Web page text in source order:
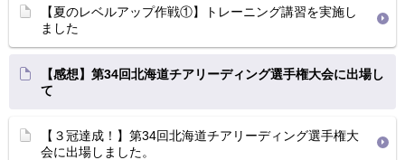
【夏のレベルアップ作戦①】トレーニング講習を実施し
ました
【感想】第34回北海道チアリーディング選手権大会に出場し
て
【３冠達成！】第34回北海道チアリーディング選手権大
会に出場しました。